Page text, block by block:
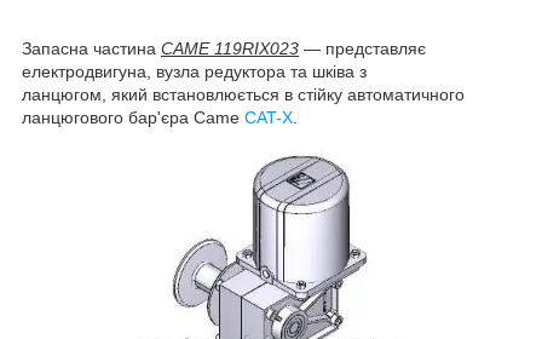
Запасна частина CAME 119RIX023 — представляє
електродвигуна, вузла редуктора та шківа з
ланцюгом, який встановлюється в стійку автоматичного
ланцюгового бар'єра Came CAT-X